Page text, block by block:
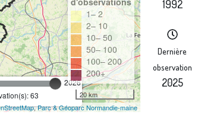
2026
63
1– 2
2– 10
10– 50
50– 100
100– 200
200+
20 km
,Parc & Géoparc Normandie-maine
1992
Dernière
observation
2025